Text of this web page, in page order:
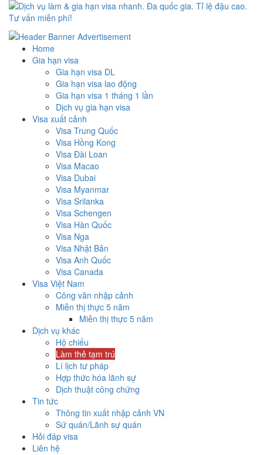
Dịch vụ làm & gia hạn visa nhanh. Đa quốc gia. Tỉ lệ đậu cao. Tư
vấn miễn phí!
Uy tín – Nhanh chóng – Chuyên nghiệp
Home
Gia hạn visa
Gia hạn visa DL
Gia hạn visa lao động
Gia hạn visa 1 tháng 1 lần
Dịch vụ gia hạn visa
Visa xuất cảnh
Visa Trung Quốc
Visa Hồng Kong
Visa Đài Loan
Visa Macao
Visa Dubai
Visa Myanmar
Visa Srilanka
Visa Schengen
Visa Hàn Quốc
Visa Nga
Visa Nhật Bản
Visa Anh Quốc
Visa Canada
Visa Việt Nam
Công văn nhập cảnh
Miễn thị thực 5 năm
Miễn thị thực 5 năm
Dịch vụ khác
Hộ chiếu
Làm thẻ tạm trú
Lí lịch tư pháp
Hợp thức hóa lãnh sự
Dịch thuật công chứng
Tin tức
Thông tin xuất nhập cảnh VN
Sứ quán/Lãnh sự quán
Hỏi đáp visa
Liên hệ